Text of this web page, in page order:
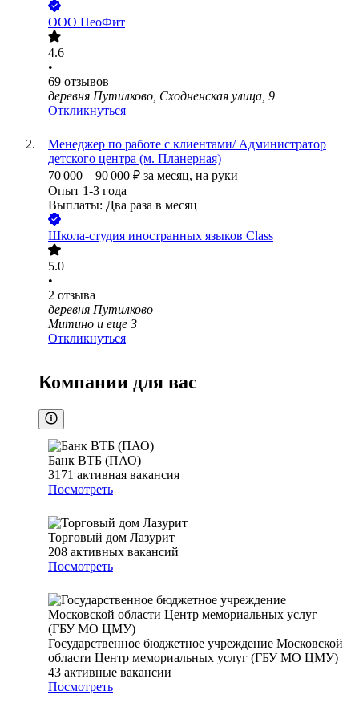
ООО НеоФит
4.6
•
69 отзывов
деревня Путилково, Сходненская улица, 9
Откликнуться
Менеджер по работе с клиентами/ Администратор
детского центра (м. Планерная)
70 000 – 90 000 ₽ за месяц, на руки
Опыт 1-3 года
Выплаты: Два раза в месяц
Школа-студия иностранных языков Class
5.0
•
2 отзыва
деревня Путилково
Митино и еще 3
Откликнуться
Компании для вас
Банк ВТБ (ПАО)
3171 активная вакансия
Посмотреть
Торговый дом Лазурит
208 активных вакансий
Посмотреть
Государственное бюджетное учреждение Московской
области Центр мемориальных услуг (ГБУ МО ЦМУ)
43 активные вакансии
Посмотреть